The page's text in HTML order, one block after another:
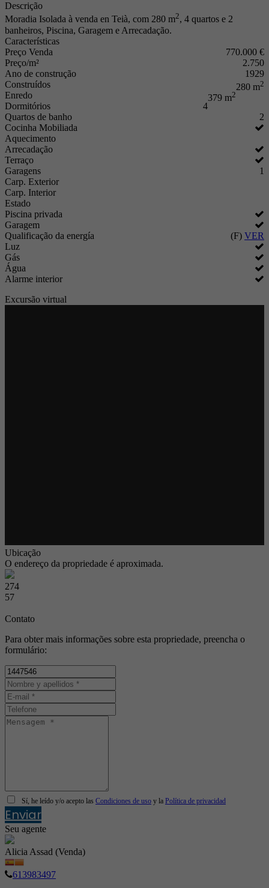
Descrição
Moradia Isolada à venda en Teià, com 280 m2, 4 quartos e 2
banheiros, Piscina, Garagem e Arrecadação.
Características
Preço Venda
770.000 €
Preço/m²
2.750
Ano de construção
1929
Construídos
280 m2
Enredo 379 m2
Dormitórios
4
Quartos de banho
2
Cocinha Mobiliada
Aquecimento
Arrecadação
Terraço
Garagens
1
Carp. Exterior
Carp. Interior
Estado
Piscina privada
Garagem
Qualificação da energía
(F) VER
Luz
Gás
Água
Alarme interior
Excursão virtual
Ubicação
O endereço da propriedade é aproximada.
274
57
Contato
Para obter mais informações sobre esta propriedade, preencha o
formulário:
Sí, he leído y/o acepto las Condiciones de uso y la Política de privacidad
Enviar
Seu agente
Alicia Assad (Venda)
613983497